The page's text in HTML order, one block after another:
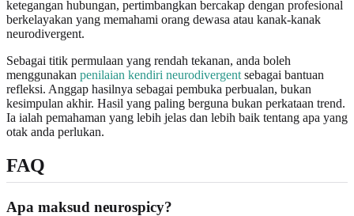
ketegangan hubungan, pertimbangkan bercakap dengan profesional
berkelayakan yang memahami orang dewasa atau kanak-kanak
neurodivergent.
Sebagai titik permulaan yang rendah tekanan, anda boleh
menggunakan penilaian kendiri neurodivergent sebagai bantuan
refleksi. Anggap hasilnya sebagai pembuka perbualan, bukan
kesimpulan akhir. Hasil yang paling berguna bukan perkataan trend.
Ia ialah pemahaman yang lebih jelas dan lebih baik tentang apa yang
otak anda perlukan.
FAQ
Apa maksud neurospicy?